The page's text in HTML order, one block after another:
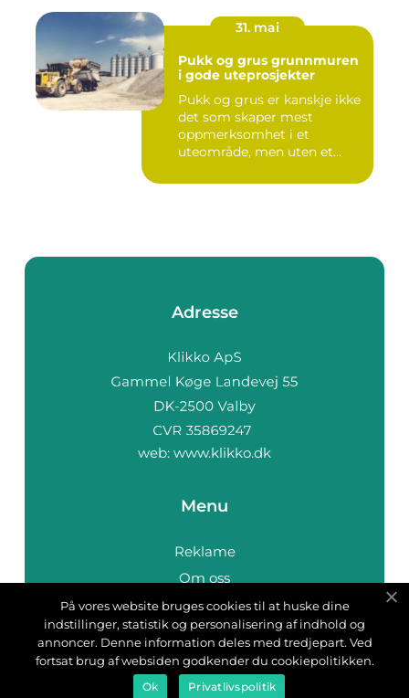
31. mai
Pukk og grus grunnmuren
i gode uteprosjekter
Pukk og grus er kanskje ikke
det som skaper mest
oppmerksomhet i et
uteområde, men uten et
Adresse
web: www.klikko.dk
Menu
Reklame
Om oss
Cookies
Kontakt Oss
Sitemap
På vores website bruges cookies til at huske dine
indstillinger, statistik og personalisering af indhold og
annoncer. Denne information deles med tredjepart. Ved
fortsat brug af websiden godkender du cookiepolitikken.
Ok Privatlivspolitik